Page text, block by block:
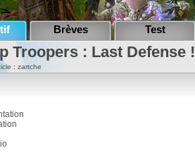
Brèves Test
Troopers : Last Defense !
: zartche